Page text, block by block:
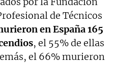
de Técnicos
en España 165
, el 55% de ellas
el 66% murieron